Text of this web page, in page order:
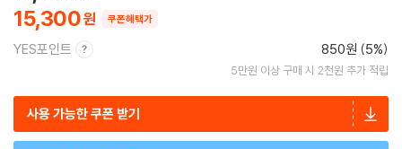
15,300 쿠폰혜택가
YES포인트 850원 (5%)
5만원 이상 구매 시 2천원 추가 적립
사용 가능한 쿠폰 받기